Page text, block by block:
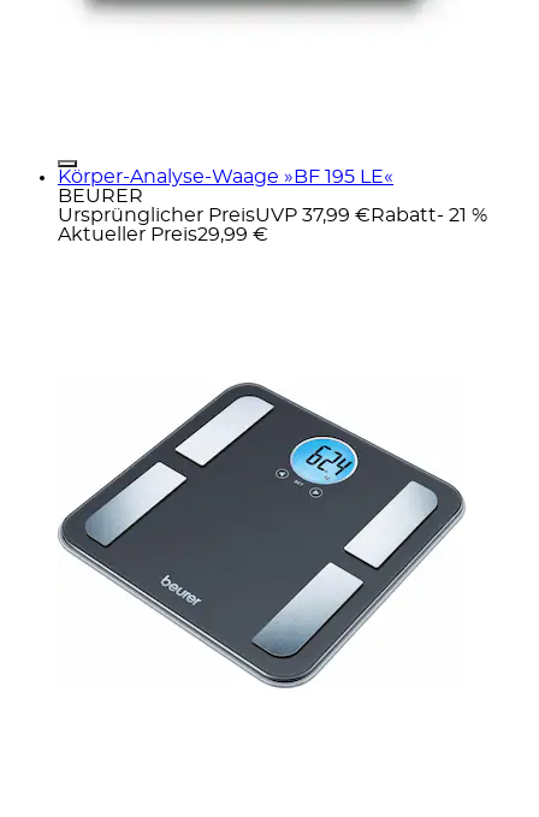
Körper-Analyse-Waage »BF 195 LE«
BEURER
Ursprünglicher PreisUVP 37,99 € Rabatt- 21 %
Aktueller Preis29,99 €